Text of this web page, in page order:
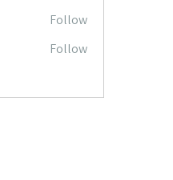
Follow
Follow